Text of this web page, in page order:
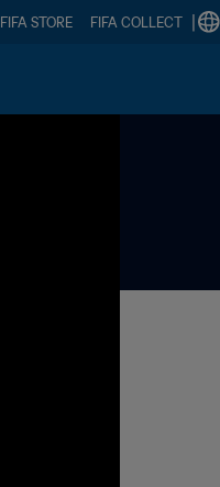
FIFA STORE FIFA COLLECT